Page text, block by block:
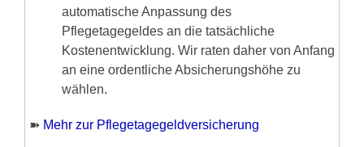
automatische Anpassung des
Pflegetagegeldes an die tatsächliche
Kostenentwicklung. Wir raten daher von Anfang
an eine ordentliche Absicherungshöhe zu
wählen.
➽ Mehr zur Pflegetagegeldversicherung